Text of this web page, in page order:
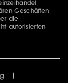
Geschäften
die
autorisierten